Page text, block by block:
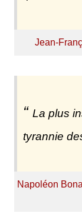
Jean-
La plus
tyrannie
Napoléon